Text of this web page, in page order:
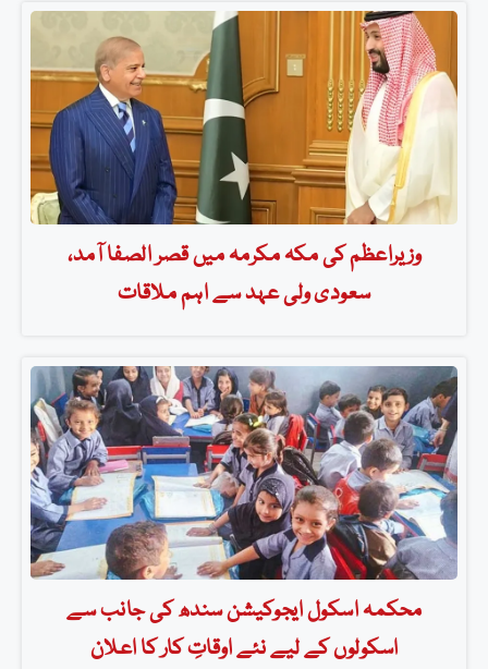
وزیراعظم کی مکہ مکرمہ میں قصر الصفا آمد،
سعودی ولی عہد سے اہم ملاقات
محکمہ اسکول ایجوکیشن سندھ کی جانب سے
اسکولوں کے لیے نئے اوقاتِ کار کا اعلان